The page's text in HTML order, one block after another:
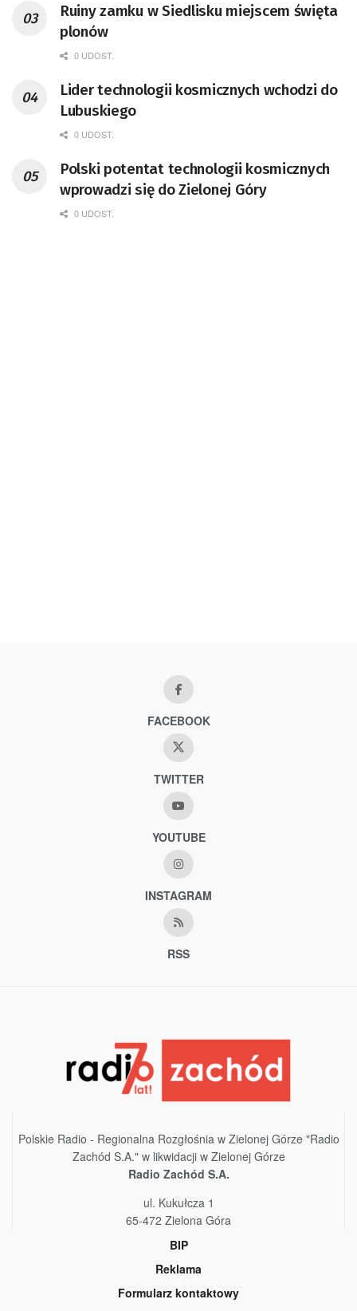
doktor habilitowany nauk fizycznych,
koordynator Rady Sektorowej ds.
Kompetencji Przemysłu Lotniczo-
Badań Kosmicznych i Satelitarnych PAN.
Ruiny zamku w Siedlisku miejscem święta
plonów
0 UDOST.
Lider technologii kosmicznych wchodzi do
Lubuskiego
0 UDOST.
Polski potentat technologii kosmicznych
wprowadzi się do Zielonej Góry
0 UDOST.
FACEBOOK
TWITTER
YOUTUBE
INSTAGRAM
RSS
Polskie Radio - Regionalna Rozgłośnia w Zielonej Górze "Radio
Zachód S.A." w likwidacji w Zielonej Górze
Radio Zachód S.A.
ul. Kukułcza 1
65-472 Zielona Góra
BIP
Reklama
Formularz kontaktowy